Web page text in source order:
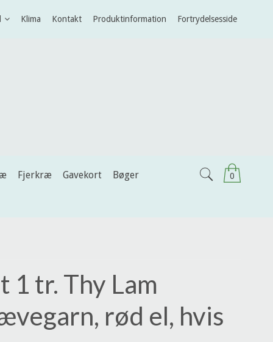
Klima Kontakt Produktinformation Fortrydelsesside
0
Fjerkræ Gavekort
Bøger
1 tr. Thy Lam
rød el, hvis